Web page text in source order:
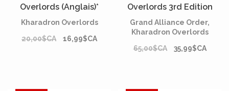
Overlords (Anglais)*
Kharadron Overlords
20,00$CA
16,99$CA
Overlords 3rd Edition
(Anglais)*
Grand Alliance Order,
Kharadron Overlords
65,00$CA
35,99$CA